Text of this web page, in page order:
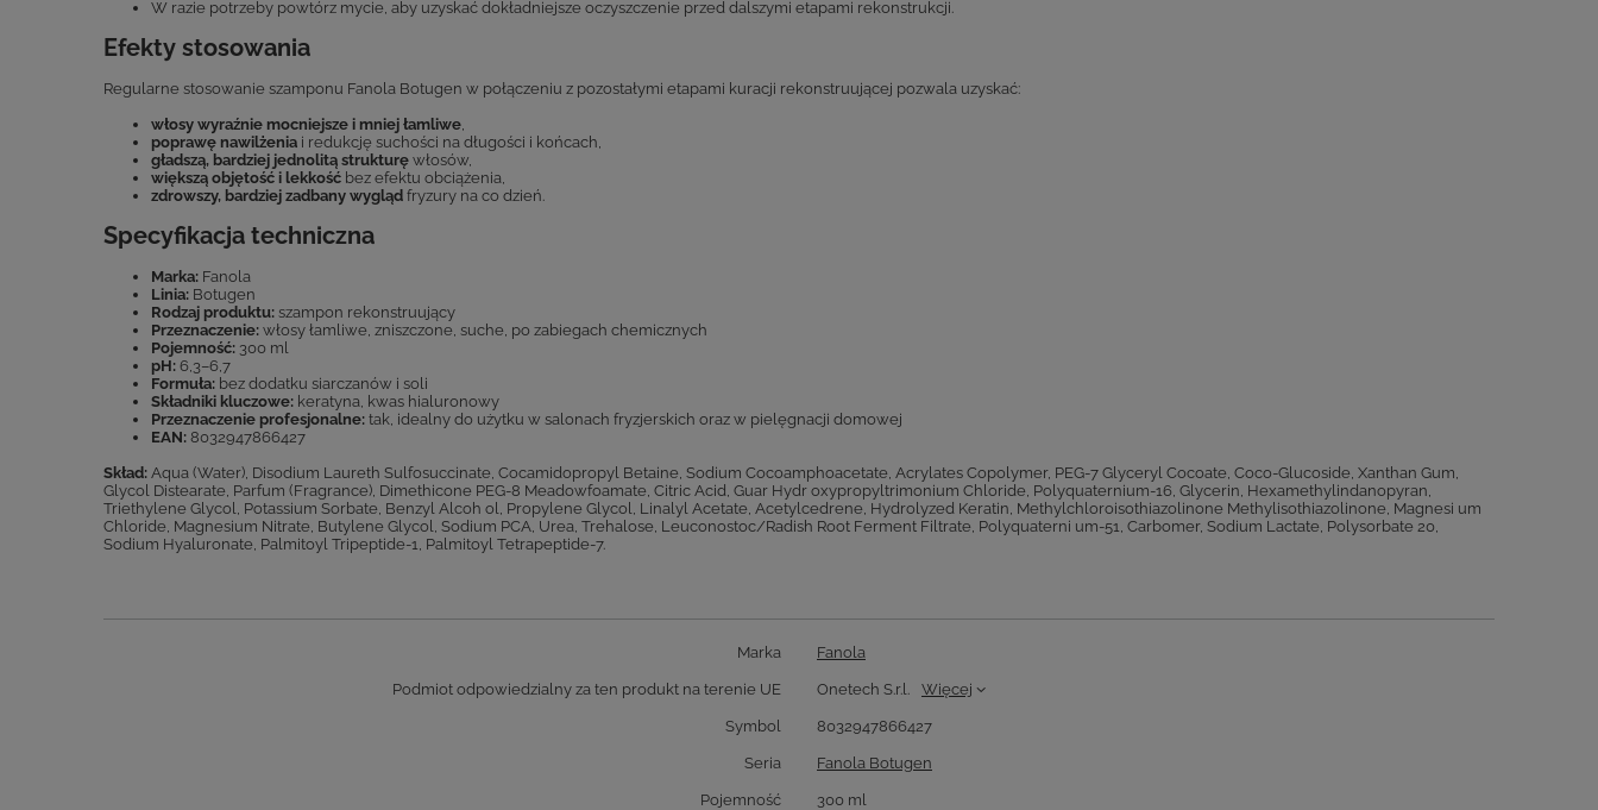
W razie potrzeby powtórz mycie, aby uzyskać dokładniejsze oczyszczenie przed dalszymi etapami rekonstrukcji.
Efekty stosowania
Regularne stosowanie szamponu Fanola Botugen w połączeniu z pozostałymi etapami kuracji rekonstruującej pozwala uzyskać:
włosy wyraźnie mocniejsze i mniej łamliwe,
poprawę nawilżenia i redukcję suchości na długości i końcach,
gładszą, bardziej jednolitą strukturę włosów,
większą objętość i lekkość bez efektu obciążenia,
zdrowszy, bardziej zadbany wygląd fryzury na co dzień.
Specyfikacja techniczna
Marka: Fanola
Linia: Botugen
Rodzaj produktu: szampon rekonstruujący
Przeznaczenie: włosy łamliwe, zniszczone, suche, po zabiegach chemicznych
Pojemność: 300 ml
pH: 6,3–6,7
Formuła: bez dodatku siarczanów i soli
Składniki kluczowe: keratyna, kwas hialuronowy
Przeznaczenie profesjonalne: tak, idealny do użytku w salonach fryzjerskich oraz w pielęgnacji domowej
EAN: 8032947866427
Skład: Aqua (Water), Disodium Laureth Sulfosuccinate, Cocamidopropyl Betaine, Sodium Cocoamphoacetate, Acrylates Copolymer, PEG-7 Glyceryl Cocoate, Coco-Glucoside, Xanthan Gum,
Glycol Distearate, Parfum (Fragrance), Dimethicone PEG-8 Meadowfoamate, Citric Acid, Guar Hydr oxypropyltrimonium Chloride, Polyquaternium-16, Glycerin, Hexamethylindanopyran,
Triethylene Glycol, Potassium Sorbate, Benzyl Alcoh ol, Propylene Glycol, Linalyl Acetate, Acetylcedrene, Hydrolyzed Keratin, Methylchloroisothiazolinone Methylisothiazolinone, Magnesi um
Chloride, Magnesium Nitrate, Butylene Glycol, Sodium PCA, Urea, Trehalose, Leuconostoc/Radish Root Ferment Filtrate, Polyquaterni um-51, Carbomer, Sodium Lactate, Polysorbate 20,
Sodium Hyaluronate, Palmitoyl Tripeptide-1, Palmitoyl Tetrapeptide-7.
Marka Fanola
Podmiot odpowiedzialny za ten produkt na terenie UE Onetech S.r.l. Więcej
Symbol 8032947866427
Seria Fanola Botugen
Pojemność 300 ml